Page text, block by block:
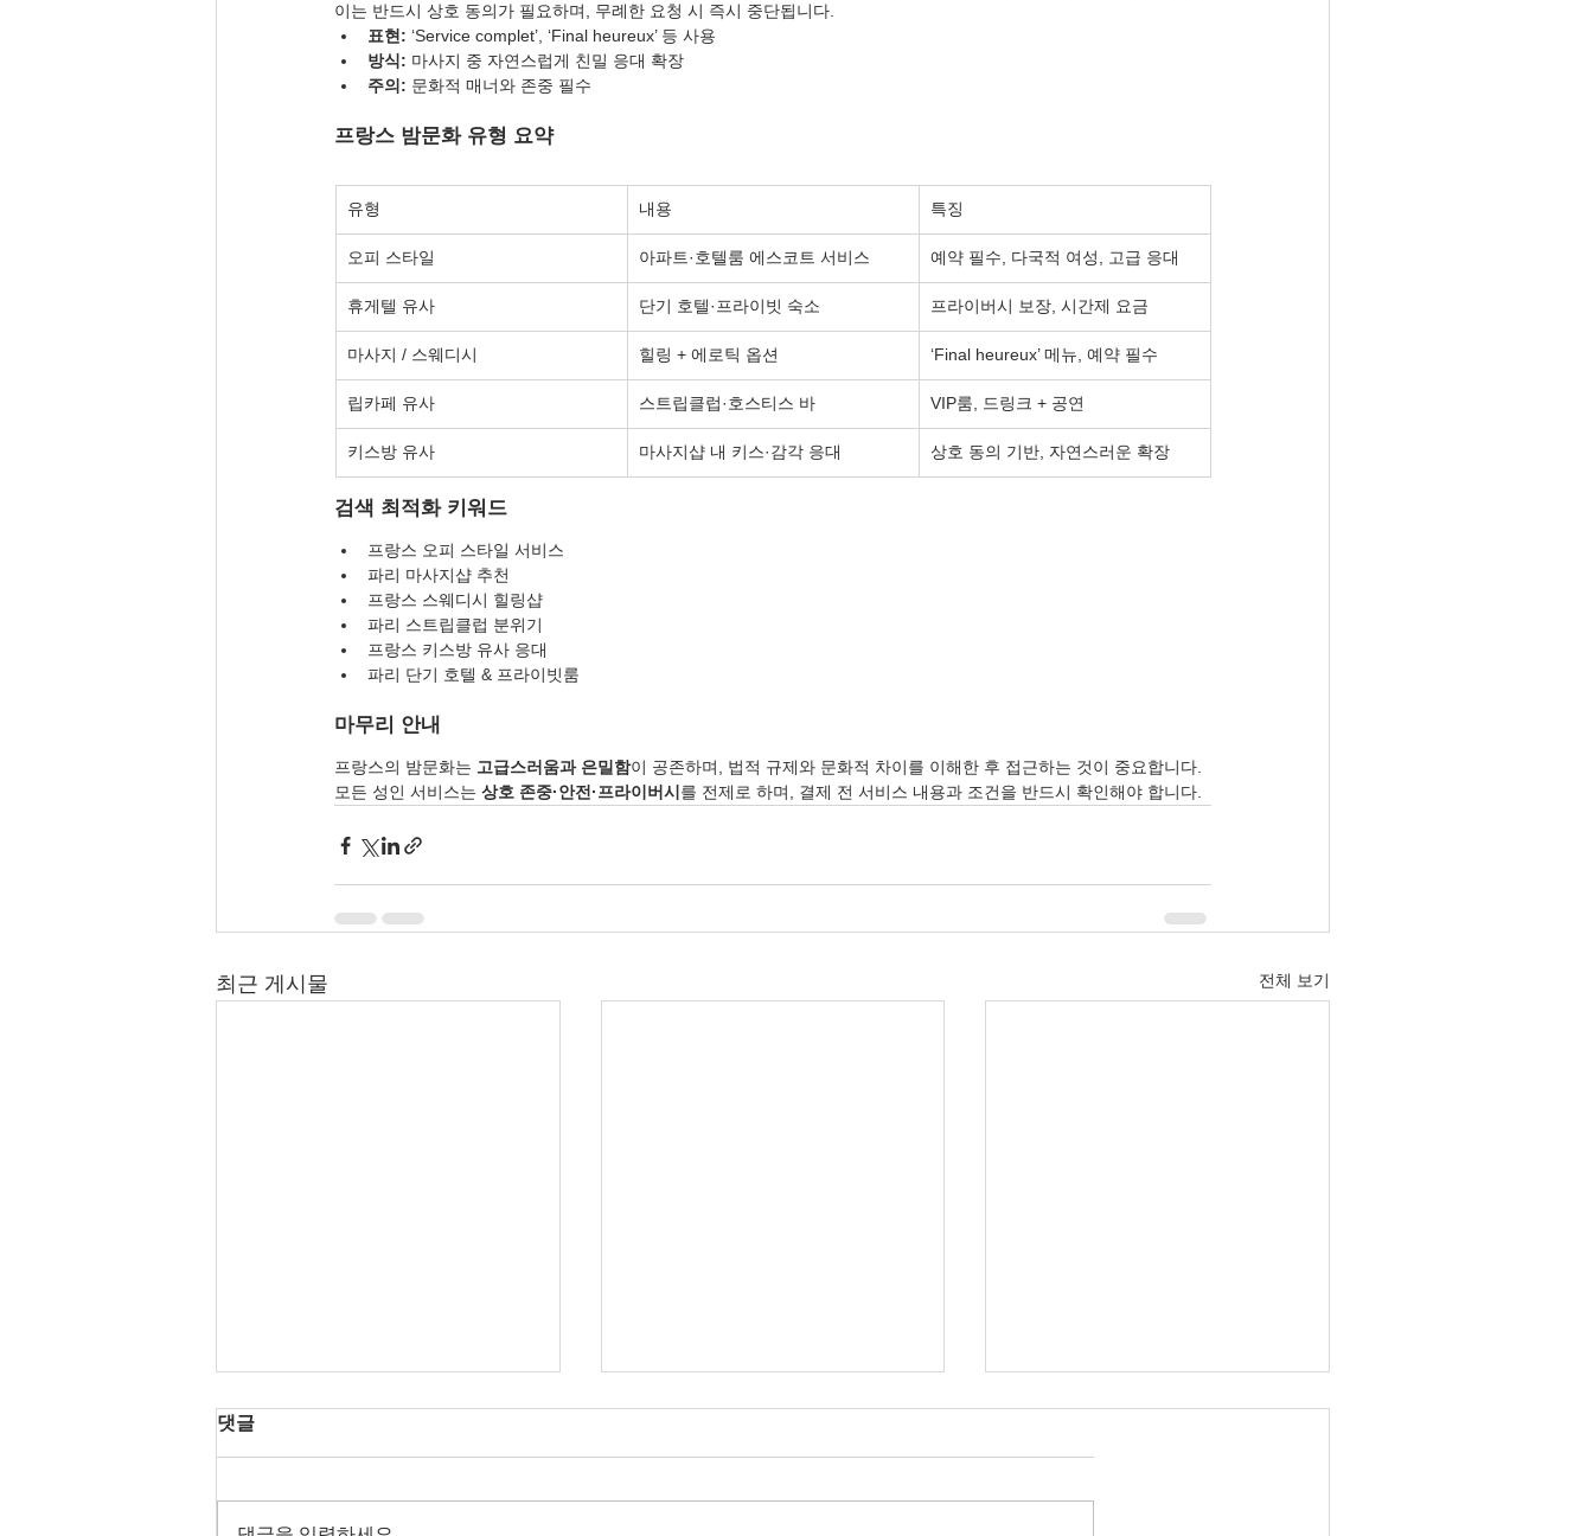
이는 반드시 상호 동의가 필요하며, 무례한 요청 시 즉시 중단됩니다.
표현: ‘Service complet’, ‘Final heureux’ 등 사용
방식: 마사지 중 자연스럽게 친밀 응대 확장
주의: 문화적 매너와 존중 필수
프랑스 밤문화 유형 요약
유형 내용 특징
오피 스타일 아파트·호텔룸 에스코트 서비스 예약 필수, 다국적 여성, 고급 응대
휴게텔 유사 단기 호텔·프라이빗 숙소 프라이버시 보장, 시간제 요금
마사지 / 스웨디시 힐링 + 에로틱 옵션 ‘Final heureux’ 메뉴, 예약 필수
립카페 유사 스트립클럽·호스티스 바 VIP룸, 드링크 + 공연
키스방 유사 마사지샵 내 키스·감각 응대 상호 동의 기반, 자연스러운 확장
검색 최적화 키워드
프랑스 오피 스타일 서비스
파리 마사지샵 추천
프랑스 스웨디시 힐링샵
파리 스트립클럽 분위기
프랑스 키스방 유사 응대
파리 단기 호텔 & 프라이빗룸
마무리 안내
프랑스의 밤문화는 고급스러움과 은밀함이 공존하며, 법적 규제와 문화적 차이를 이해한 후 접근하는 것이 중요합니다.
모든 성인 서비스는 상호 존중·안전·프라이버시 를 전제로 하며, 결제 전 서비스 내용과 조건을 반드시 확인해야 합니다.
최근 게시물 전체 보기
댓글